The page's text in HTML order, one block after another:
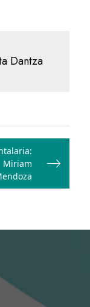
Dantza
Miriam